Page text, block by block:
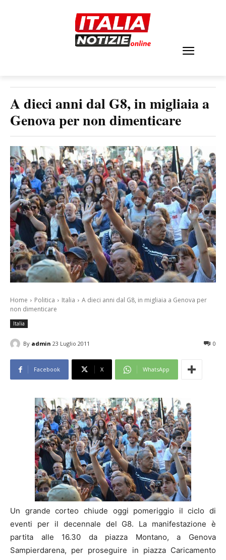
A dieci anni dal G8, in migliaia a
Genova per non dimenticare
Home Politica Italia
A dieci anni dal G8, in migliaia a Genova per
non dimenticare
Italia
By admin 23 Luglio 2011 0
Facebook X WhatsApp
Un grande corteo chiude oggi pomeriggio il ciclo di
eventi per il decennale del G8. La manifestazione è
partita alle 16.30 da piazza Montano, a Genova
Sampierdarena, per proseguire in piazza Caricamento